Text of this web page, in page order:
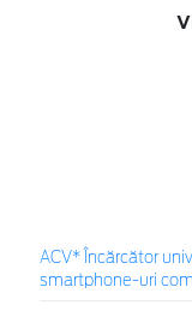
ACV* Încărcător
smartphone-uri